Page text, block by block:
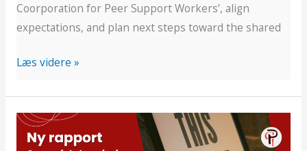
Coorporation for Peer Support Workers’, align
expectations, and plan next steps toward the shared
Læs videre »
Sociale
henvisninger: